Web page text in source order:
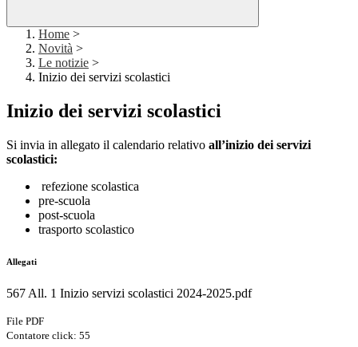
Home >
Novità >
Le notizie >
Inizio dei servizi scolastici
Inizio dei servizi scolastici
Si invia in allegato il calendario relativo all’inizio dei servizi
scolastici:
refezione scolastica
pre-scuola
post-scuola
trasporto scolastico
Allegati
567 All. 1 Inizio servizi scolastici 2024-2025.pdf
File PDF
Contatore click: 55